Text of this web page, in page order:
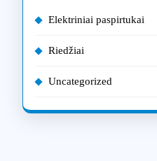
Elektriniai paspirtukai
Riedžiai
Uncategorized